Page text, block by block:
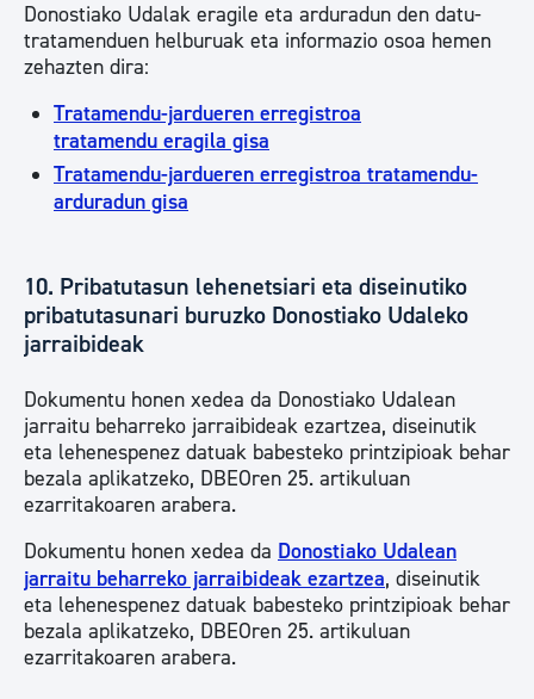
Donostiako Udalak eragile eta arduradun den datu-
tratamenduen helburuak eta informazio osoa hemen
zehazten dira:
Tratamendu-jardueren erregistroa
tratamendu eragila gisa
Tratamendu-jardueren erregistroa tratamendu-
arduradun gisa
10. Pribatutasun lehenetsiari eta diseinutiko
pribatutasunari buruzko Donostiako Udaleko
jarraibideak
Dokumentu honen xedea da Donostiako Udalean
jarraitu beharreko jarraibideak ezartzea, diseinutik
eta lehenespenez datuak babesteko printzipioak behar
bezala aplikatzeko, DBEOren 25. artikuluan
ezarritakoaren arabera.
Dokumentu honen xedea da Donostiako Udalean
jarraitu beharreko jarraibideak ezartzea, diseinutik
eta lehenespenez datuak babesteko printzipioak behar
bezala aplikatzeko, DBEOren 25. artikuluan
ezarritakoaren arabera.